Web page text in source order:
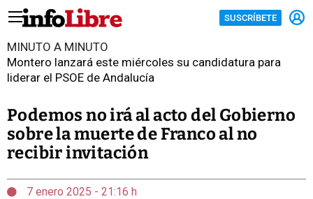
SUSCRÍBETE
MINUTO A MINUTO
Montero lanzará este miércoles su candidatura para
liderar el PSOE de Andalucía
Podemos no irá al acto del Gobierno
sobre la muerte de Franco al no
recibir invitación
7 enero 2025 - 21:16 h